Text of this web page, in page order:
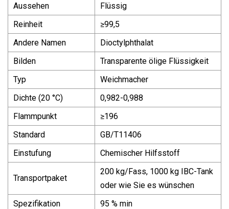
Aussehen
Flüssig
Reinheit
≥99,5
Andere Namen
Dioctylphthalat
Bilden
Transparente ölige Flüssigkeit
Typ
Weichmacher
Dichte (20 °C)
0,982-0,988
Flammpunkt
≥196
Standard
GB/T11406
Einstufung
Chemischer Hilfsstoff
Transportpaket
200 kg/Fass, 1000 kg IBC-Tank
oder wie Sie es wünschen
Spezifikation
95 % min